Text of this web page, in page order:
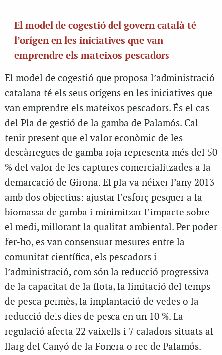
El model de cogestió del govern català té
l’orígen en les iniciatives que van
emprendre els mateixos pescadors
El model de cogestió que proposa l’administració
catalana té els seus orígens en les iniciatives que
van emprendre els mateixos pescadors. És el cas
del Pla de gestió de la gamba de Palamós. Cal
tenir present que el valor econòmic de les
descàrregues de gamba roja representa més del 50
% del valor de les captures comercialitzades a la
demarcació de Girona. El pla va néixer l’any 2013
amb dos objectius: ajustar l’esforç pesquer a la
biomassa de gamba i minimitzar l’impacte sobre
el medi, millorant la qualitat ambiental. Per poder
fer-ho, es van consensuar mesures entre la
comunitat científica, els pescadors i
l’administració, com són la reducció progressiva
de la capacitat de la flota, la limitació del temps
de pesca permès, la implantació de vedes o la
reducció dels dies de pesca en un 10 %. La
regulació afecta 22 vaixells i 7 caladors situats al
llarg del Canyó de la Fonera o rec de Palamós.